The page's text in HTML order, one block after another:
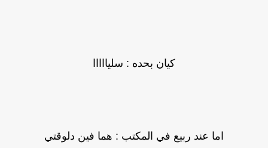
كيان بحده : سليااااا
اما عند ربيع في المكتب : هما فين دلوقتي